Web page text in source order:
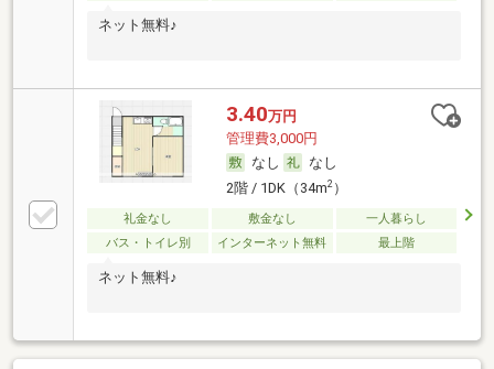
ネット無料♪
3.40万円
管理費3,000円
なし
なし
2階 / 1DK（34m2）
礼金なし 敷金なし
一人暮らし
バス・トイレ別
インターネット無料 最上階
ネット無料♪